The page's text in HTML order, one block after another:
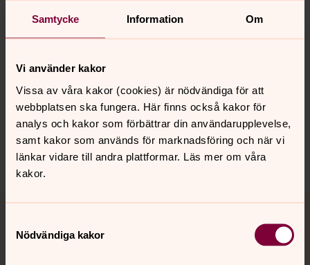
Samtycke Information Om
Vi använder kakor
Vissa av våra kakor (cookies) är nödvändiga för att
webbplatsen ska fungera. Här finns också kakor för
analys och kakor som förbättrar din användarupplevelse,
samt kakor som används för marknadsföring och när vi
länkar vidare till andra plattformar. Läs mer om våra
kakor.
Nödvändiga kakor
Synpunkter eller frågor på sidans
innehåll?
orgryte.pastorat@svenskakyrkan.se
Dela